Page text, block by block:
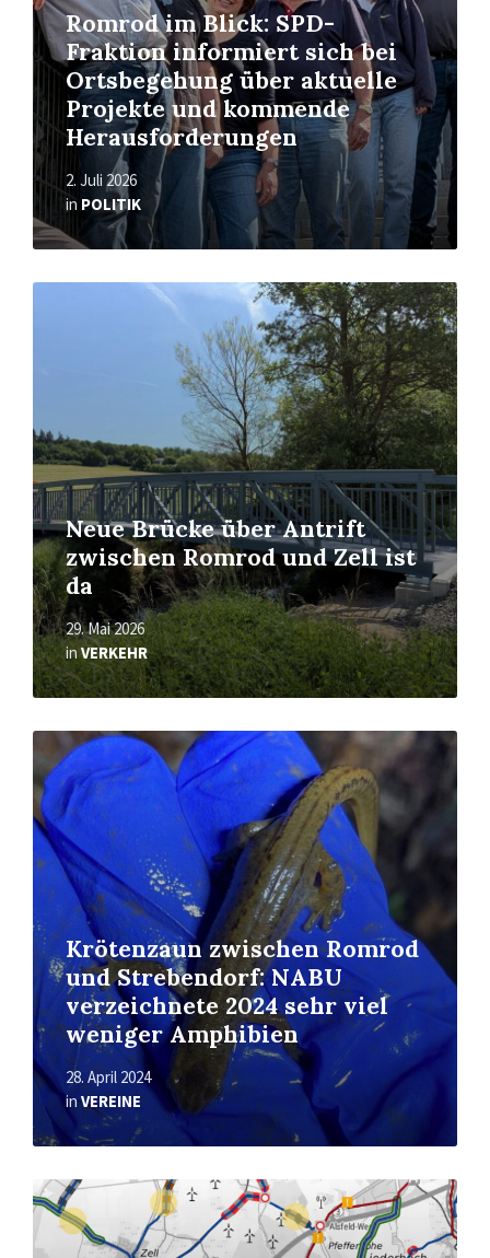
Romrod im Blick: SPD-
Fraktion informiert sich bei
Ortsbegehung über aktuelle
Projekte und kommende
Herausforderungen
2. Juli 2026
in POLITIK
Neue Brücke über Antrift
zwischen Romrod und Zell ist
da
29. Mai 2026
in VERKEHR
Read
Krötenzaun zwischen Romrod
und Strebendorf: NABU
verzeichnete 2024 sehr viel
weniger Amphibien
28. April 2024
in VEREINE
Read
More
Read
More